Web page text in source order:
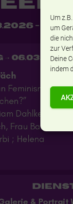
Um
um
die
zur
Deine
indem